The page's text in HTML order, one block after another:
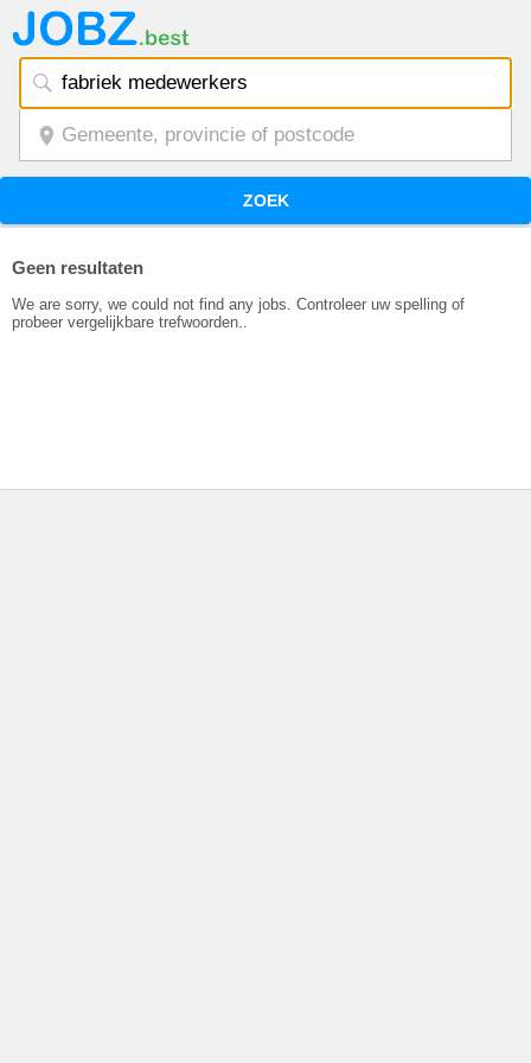
ZOEK
Geen resultaten
We are sorry, we could not find any jobs. Controleer uw spelling of
probeer vergelijkbare trefwoorden..